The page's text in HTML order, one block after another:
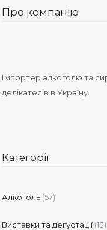
Про компанію
Імпортер алкоголю та
делікатесів в Україну.
Категорії
Алкоголь (57)
Виставки та дегустації (13)